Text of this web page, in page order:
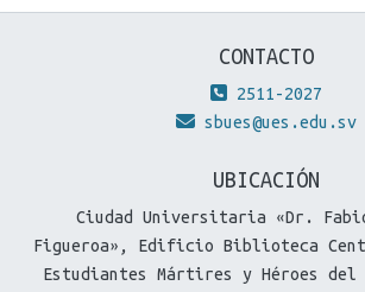
opera con un
sistema de dos fases.
surge debido a los
problemas de
en los giros a la
presenta esta
importante
CONTACTO
2511-2027
sbues@ues.edu.sv
UBICACIÓN
Ciudad Universitaria «Dr.
Figueroa», Edificio Biblioteca
Estudiantes Mártires y Héroes